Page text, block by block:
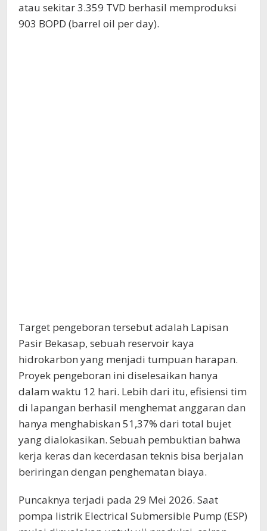
atau sekitar 3.359 TVD berhasil memproduksi
903 BOPD (barrel oil per day).
Target pengeboran tersebut adalah Lapisan
Pasir Bekasap, sebuah reservoir kaya
hidrokarbon yang menjadi tumpuan harapan.
Proyek pengeboran ini diselesaikan hanya
dalam waktu 12 hari. Lebih dari itu, efisiensi tim
di lapangan berhasil menghemat anggaran dan
hanya menghabiskan 51,37% dari total bujet
yang dialokasikan. Sebuah pembuktian bahwa
kerja keras dan kecerdasan teknis bisa berjalan
beriringan dengan penghematan biaya.
Puncaknya terjadi pada 29 Mei 2026. Saat
pompa listrik Electrical Submersible Pump (ESP)